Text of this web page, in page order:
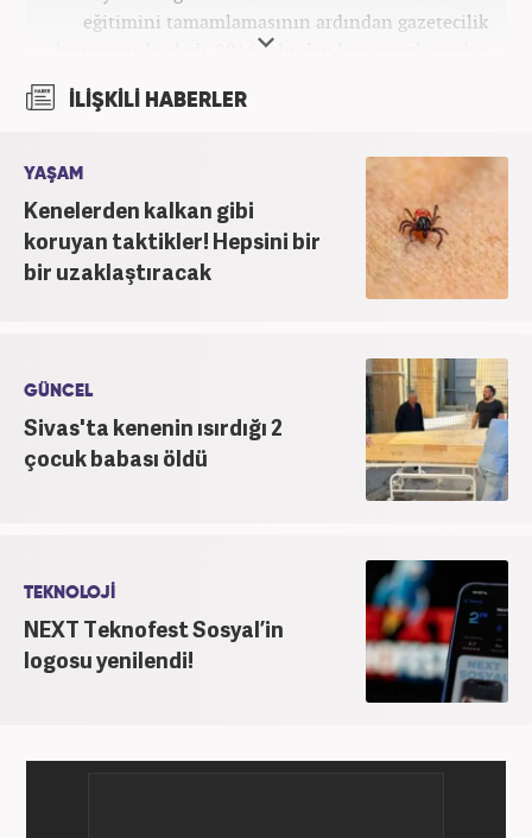
eğitimini tamamlamasının ardından gazetecilik
kariyerine başladı. 2016 yılından beri çeşitli medya
itibaren Haber7’de ‘gündem editörü’ olarak
İLİŞKİLİ HABERLER
YAŞAM
Kenelerden kalkan gibi
koruyan taktikler! Hepsini bir
bir uzaklaştıracak
GÜNCEL
Sivas'ta kenenin ısırdığı 2
çocuk babası öldü
TEKNOLOJİ
NEXT Teknofest Sosyal’in
logosu yenilendi!